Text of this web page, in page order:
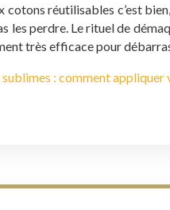
cotons réutilisables c’est
les perdre. Le rituel de
très efficace pour
: comment